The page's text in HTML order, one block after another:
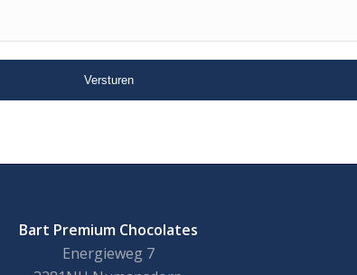
Bart Premium Chocolates
Energieweg 7